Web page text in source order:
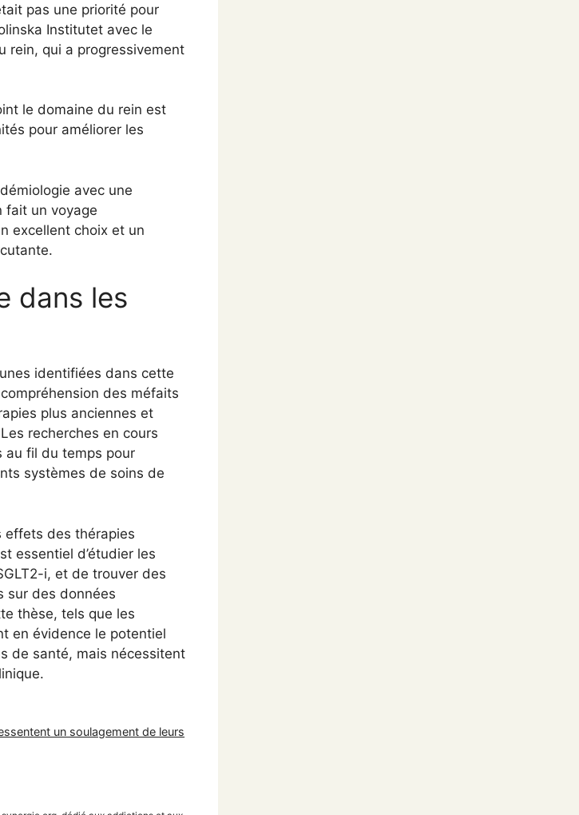
pas une priorité pour
Institutet avec le
rein, qui a progressivement
le domaine du rein est
pour améliorer les
avec une
fait un voyage
excellent choix et un
dans les
identifiées dans cette
des méfaits
plus anciennes et
recherches en cours
au fil du temps pour
systèmes de soins de
effets des thérapies
essentiel d’étudier les
i, et de trouver des
sur des données
thèse, tels que les
en évidence le potentiel
de santé, mais nécessitent
un soulagement de leurs